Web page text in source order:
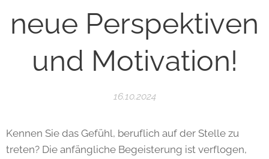
neue Perspektiven
und Motivation!
16.10.2024
Kennen Sie das Gefühl, beruflich auf der Stelle zu
treten? Die anfängliche Begeisterung ist verflogen,